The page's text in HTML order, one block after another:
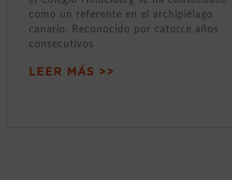
como un referente en el archipiélago
canario. Reconocido por catorce años
consecutivos
LEER MÁS >>